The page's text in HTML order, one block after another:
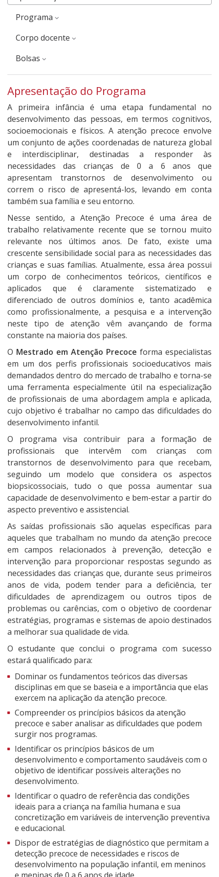
Programa
corpo docente
Bolsas
Apresentação do Programa
A primeira infância é uma etapa fundamental no
desenvolvimento das pessoas, em termos cognitivos,
socioemocionais e físicos. A atenção precoce envolve
um conjunto de ações coordenadas de natureza global
e interdisciplinar, destinadas a responder às
necessidades das crianças de 0 a 6 anos que
apresentam transtornos de desenvolvimento ou
correm o risco de apresentá-los, levando em conta
também sua família e seu entorno.
Nesse sentido, a Atenção Precoce é uma área de
trabalho relativamente recente que se tornou muito
relevante nos últimos anos. De fato, existe uma
crescente sensibilidade social para as necessidades das
crianças e suas famílias. Atualmente, essa área possui
um corpo de conhecimentos teóricos, científicos e
aplicados que é claramente sistematizado e
diferenciado de outros domínios e, tanto acadêmica
como profissionalmente, a pesquisa e a intervenção
neste tipo de atenção vêm avançando de forma
constante na maioria dos países.
O Mestrado em Atenção Precoce forma especialistas
em um dos perfis profissionais socioeducativos mais
demandados dentro do mercado de trabalho e torna-se
uma ferramenta especialmente útil na especialização
de profissionais de uma abordagem ampla e aplicada,
cujo objetivo é trabalhar no campo das dificuldades do
desenvolvimento infantil.
O programa visa contribuir para a formação de
profissionais que intervêm com crianças com
transtornos de desenvolvimento para que recebam,
seguindo um modelo que considera os aspectos
biopsicossociais, tudo o que possa aumentar sua
capacidade de desenvolvimento e bem-estar a partir do
aspecto preventivo e assistencial.
As saídas profissionais são aquelas específicas para
aqueles que trabalham no mundo da atenção precoce
em campos relacionados à prevenção, detecção e
intervenção para proporcionar respostas segundo as
necessidades das crianças que, durante seus primeiros
anos de vida, podem tender para a deficiência, ter
dificuldades de aprendizagem ou outros tipos de
problemas ou carências, com o objetivo de coordenar
estratégias, programas e sistemas de apoio destinados
a melhorar sua qualidade de vida.
O estudante que conclui o programa com sucesso
estará qualificado para:
Dominar os fundamentos teóricos das diversas
disciplinas em que se baseia e a importância que elas
exercem na aplicação da atenção precoce.
Compreender os princípios básicos da atenção
precoce e saber analisar as dificuldades que podem
surgir nos programas.
Identificar os princípios básicos de um
desenvolvimento e comportamento saudáveis com o
objetivo de identificar possíveis alterações no
desenvolvimento.
Identificar o quadro de referência das condições
ideais para a criança na família humana e sua
concretização em variáveis de intervenção preventiva
e educacional.
Dispor de estratégias de diagnóstico que permitam a
detecção precoce de necessidades e riscos de
desenvolvimento na população infantil, em meninos